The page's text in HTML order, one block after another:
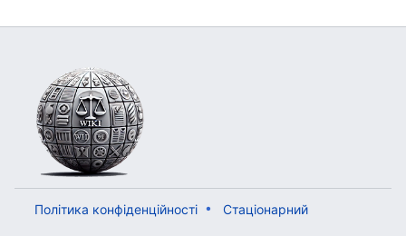
Політика конфіденційності Стаціонарний